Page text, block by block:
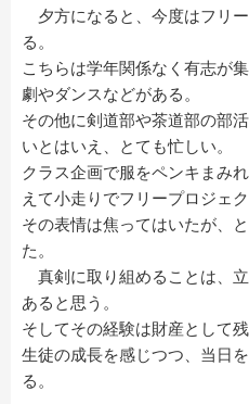
夕方になると、今度はフリ
る。
こちらは学年関係なく有志が
劇やダンスなどがある。
その他に剣道部や茶道部の部
いとはいえ、とても忙しい。
クラス企画で服をペンキまみ
えて小走りでフリープロジェ
その表情は焦ってはいたが、
た。
真剣に取り組めることは、
あると思う。
そしてその経験は財産として残
生徒の成長を感じつつ、当日
る。